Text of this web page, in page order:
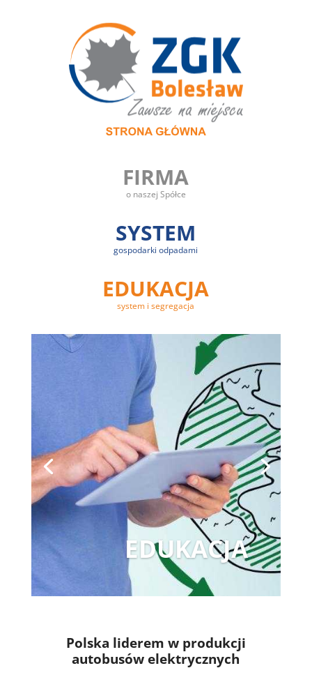
FIRMA
o naszej Spółce
SYSTEM
gospodarki odpadami
EDUKACJA
system i segregacja
EDUKACJA
Polska liderem w produkcji
autobusów elektrycznych